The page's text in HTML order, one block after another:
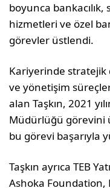
boyunca bankacılık,
hizmetleri ve özel
görevler üstlendi.
Kariyerinde
ve yönetişim
alan Taşkın, 2021
Müdürlüğü görevini
bu görevi başarıyla
Taşkın ayrıca TEB
Ashoka Foundation,